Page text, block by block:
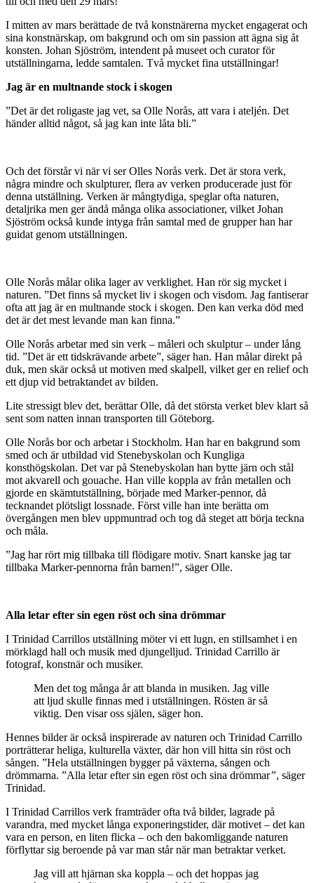
I mitten av mars berättade de två konstnärerna mycket engagerat och
sina konstnärskap, om bakgrund och om sin passion att ägna sig åt
konsten. Johan Sjöström, intendent på museet och curator för
utställningarna, ledde samtalen. Två mycket fina utställningar!
Jag är en multnande stock i skogen
”Det är det roligaste jag vet, sa Olle Norås, att vara i ateljén. Det
händer alltid något, så jag kan inte låta bli.”
Och det förstår vi när vi ser Olles Norås verk. Det är stora verk,
några mindre och skulpturer, flera av verken producerade just för
denna utställning. Verken är mångtydiga, speglar ofta naturen,
detaljrika men ger ändå många olika associationer, vilket Johan
Sjöström också kunde intyga från samtal med de grupper han har
guidat genom utställningen.
Olle Norås målar olika lager av verklighet. Han rör sig mycket i
naturen. ”Det finns så mycket liv i skogen och visdom. Jag fantiserar
ofta att jag är en multnande stock i skogen. Den kan verka död med
det är det mest levande man kan finna.”
Olle Norås arbetar med sin verk – måleri och skulptur – under lång
tid. ”Det är ett tidskrävande arbete”, säger han. Han målar direkt på
duk, men skär också ut motiven med skalpell, vilket ger en relief och
ett djup vid betraktandet av bilden.
Lite stressigt blev det, berättar Olle, då det största verket blev klart så
sent som natten innan transporten till Göteborg.
Olle Norås bor och arbetar i Stockholm. Han har en bakgrund som
smed och är utbildad vid Stenebyskolan och Kungliga
konsthögskolan. Det var på Stenebyskolan han bytte järn och stål
mot akvarell och gouache. Han ville koppla av från metallen och
gjorde en skämtutställning, började med Marker-pennor, då
tecknandet plötsligt lossnade. Först ville han inte berätta om
övergången men blev uppmuntrad och tog då steget att börja teckna
och måla.
”Jag har rört mig tillbaka till flödigare motiv. Snart kanske jag tar
tillbaka Marker-pennorna från barnen!”, säger Olle.
Alla letar efter sin egen röst och sina drömmar
I Trinidad Carrillos utställning möter vi ett lugn, en stillsamhet i en
mörklagd hall och musik med djungelljud. Trinidad Carrillo är
fotograf, konstnär och musiker.
Men det tog många år att blanda in musiken. Jag ville
att ljud skulle finnas med i utställningen. Rösten är så
viktig. Den visar oss själen, säger hon.
Hennes bilder är också inspirerade av naturen och Trinidad Carrillo
porträtterar heliga, kulturella växter, där hon vill hitta sin röst och
sången. ”Hela utställningen bygger på växterna, sången och
drömmarna. ”Alla letar efter sin egen röst och sina drömmar”, säger
Trinidad.
I Trinidad Carrillos verk framträder ofta två bilder, lagrade på
varandra, med mycket långa exponeringstider, där motivet – det kan
vara en person, en liten flicka – och den bakomliggande naturen
förflyttar sig beroende på var man står när man betraktar verket.
Jag vill att hjärnan ska koppla – och det hoppas jag